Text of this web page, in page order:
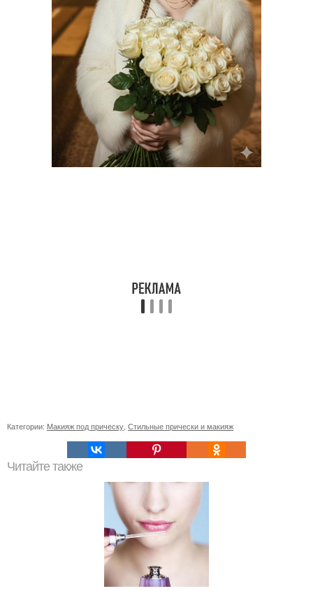
Категории: Макияж под прическу Стильные прически и макияж
Читайте также